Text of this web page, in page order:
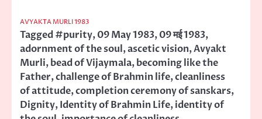
AVYAKTA MURLI 1983
Tagged#purity,09 May 1983,09 मई 1983,
adornment of the soul,ascetic vision,Avyakt
Murli,bead of Vijaymala,becoming like the
Father,challenge of Brahmin life,cleanliness
of attitude,completion ceremony of sanskars,
Dignity,Identity of Brahmin Life,identity of